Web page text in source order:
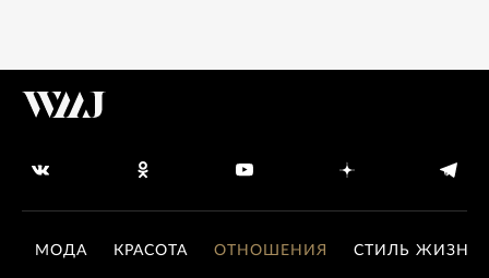
МОДА КРАСОТА ОТНОШЕНИЯ СТИЛЬ ЖИЗНИ